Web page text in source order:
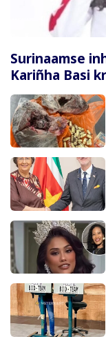
Surinaamse
Kariñha Basi